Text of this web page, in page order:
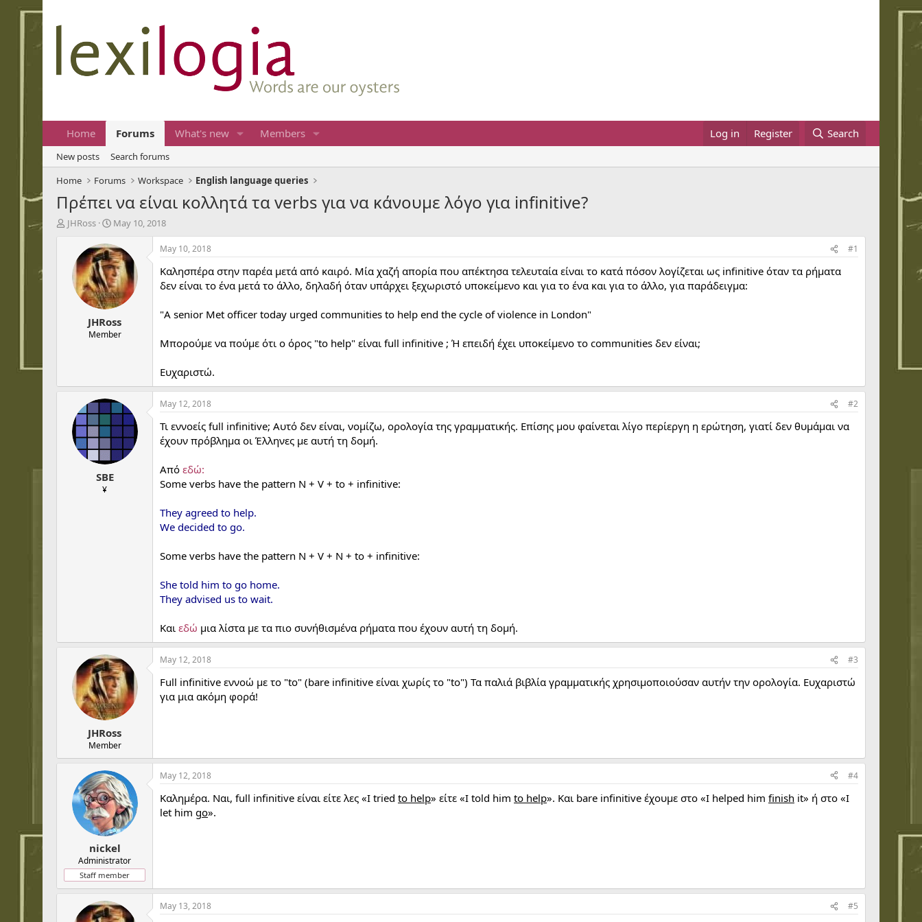
Home Forums What's new Members Log in Register Search
New posts
Search forums
Home
Forums Workspace English language queries
Πρέπει να είναι κολλητά τα verbs για να κάνουμε λόγο για infinitive?
T
JHRoss
S
a
r
t
d
a
t
e
May 10, 2018
JHRoss
Member
May 10, 2018 #1
Καλησπέρα στην παρέα μετά από καιρό. Μία χαζή απορία που απέκτησα τελευταία είναι το κατά πόσον λογίζεται ως infinitive όταν τα ρήματα
δεν είναι το ένα μετά το άλλο, δηλαδή όταν υπάρχει ξεχωριστό υποκείμενο και για το ένα και για το άλλο, για παράδειγμα:
"A senior Met officer today urged communities to help end the cycle of violence in London"
Μπορούμε να πούμε ότι ο όρος "to help" είναι full infinitive ; Ή επειδή έχει υποκείμενο το communities δεν είναι;
Ευχαριστώ.
SBE
¥
May 12, 2018 #2
Τι εννοείς full infinitive; Αυτό δεν είναι, νομίζω, ορολογία της γραμματικής. Επίσης μου φαίνεται λίγο περίεργη η ερώτηση, γιατί δεν θυμάμαι να
έχουν πρόβλημα οι Έλληνες με αυτή τη δομή.
Από εδώ:
Some verbs have the pattern N + V + to + infinitive:
They agreed to help.
We decided to go.
Some verbs have the pattern N + V + N + to + infinitive:
She told him to go home.
They advised us to wait.
Και εδώ μια λίστα με τα πιο συνήθισμένα ρήματα που έχουν αυτή τη δομή.
JHRoss
Member
May 12, 2018 #3
Full infinitive εννοώ με το "to" (bare infinitive είναι χωρίς το "to") Τα παλιά βιβλία γραμματικής χρησιμοποιούσαν αυτήν την ορολογία. Ευχαριστώ
για μια ακόμη φορά!
nickel
Administrator
Staff member
May 12, 2018 #4
Καλημέρα. Ναι, full infinitive είναι είτε λες «I tried to help» είτε «I told him to help». Και bare infinitive έχουμε στο «I helped him finish it» ή στο «I
let him go».
May 13, 2018 #5